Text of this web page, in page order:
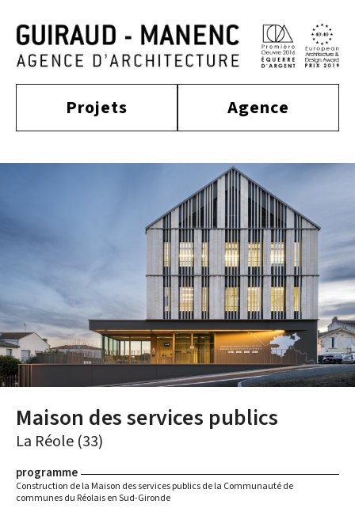
Projets Agence
construit
culture
enseignement
sport
équipement
mobilité
industriel
actualité
distinctions
publications
contact
Maison des services publics
La Réole (33)
programme
Construction de la Maison des services publics de la Communauté de
communes du Réolais en Sud-Gironde